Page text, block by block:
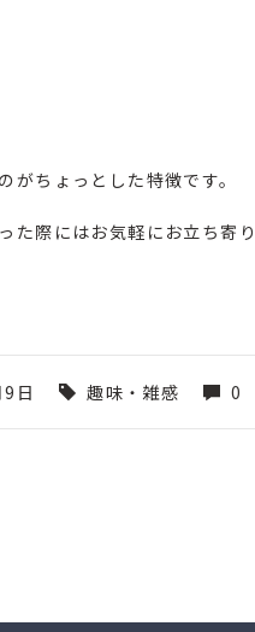
がちょっとした特徴です。
た際にはお気軽にお立ち寄り
日 趣味・雑感 0